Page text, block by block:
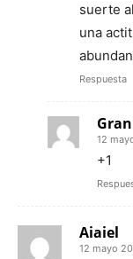
suerte
una
Respuesta
12
+1
Aiaiel
12 mayo